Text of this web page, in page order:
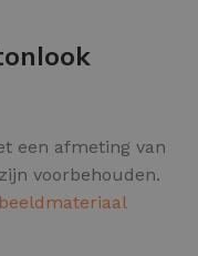
een afmeting van
voorbehouden.